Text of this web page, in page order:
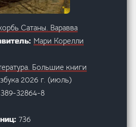
Сатаны. Варавва
Мари Корелли
Большие книги
2026 г. (июль)
32864-8
736